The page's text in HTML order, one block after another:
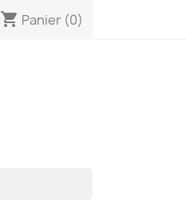
shopping_cart Panier (0)